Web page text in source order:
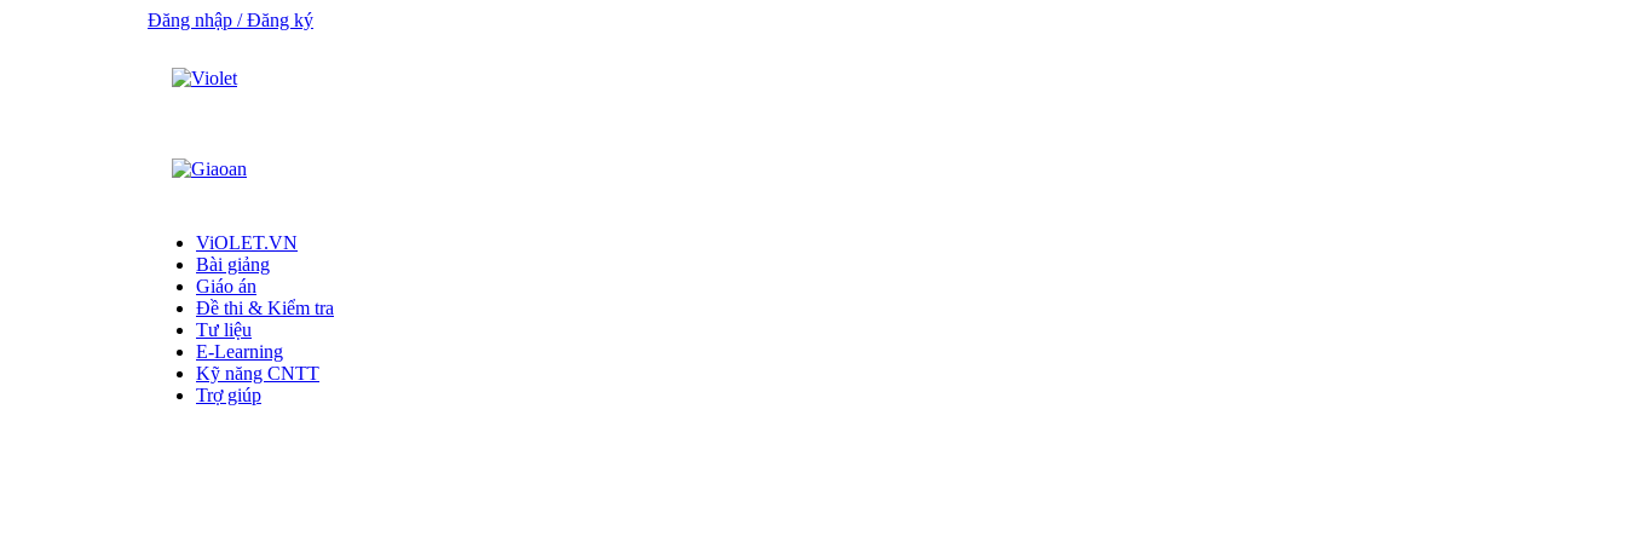
Đăng nhập / Đăng ký
ViOLET.VN
Bài giảng
Giáo án
Đề thi & Kiểm tra
Tư liệu
E-Learning
Kỹ năng CNTT
Trợ giúp